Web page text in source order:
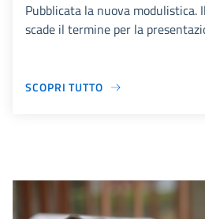
Pubblicata la nuova modulistica.
scade il termine per la
SCOPRI TUTTO